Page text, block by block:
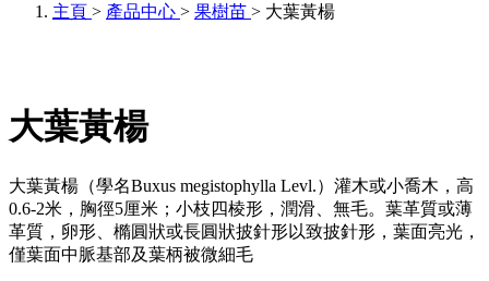
主頁 > 產品中心 > 果樹苗 > 大葉黃楊
大葉黃楊
大葉黃楊（學名Buxus megistophylla Levl.）灌木或小喬木，高
0.6-2米，胸徑5厘米；小枝四棱形，潤滑、無毛。葉革質或薄
革質，卵形、橢圓狀或長圓狀披針形以致披針形，葉面亮光，
僅葉面中脈基部及葉柄被微細毛